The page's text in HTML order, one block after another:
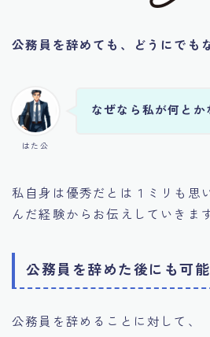
公務員を辞めても、どうにでも
はた公
なぜなら私が何と
私自身は優秀だとは１ミリも思
んだ経験からお伝えしていきます
公務員を辞めた後にも可
公務員を辞めることに対して、